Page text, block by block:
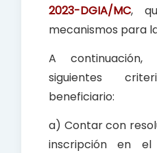
2023-DGIA/MC,
mecanismos para
A
siguientes
beneficiario:
a) Contar con
inscripción en el